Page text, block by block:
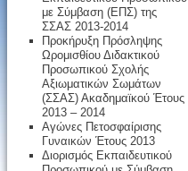
με Σύμβαση (ΕΠΣ) της
ΣΣΑΣ 2013-2014
Προκήρυξη Πρόσληψης
Ωρομισθίου Διδακτικού
Προσωπικού Σχολής
Αξιωματικών Σωμάτων
(ΣΣΑΣ) Ακαδημαϊκού Έτους
2013 – 2014
Αγώνες Πετοσφαίρισης
Γυναικών Έτους 2013
Διορισμός Εκπαιδευτικού